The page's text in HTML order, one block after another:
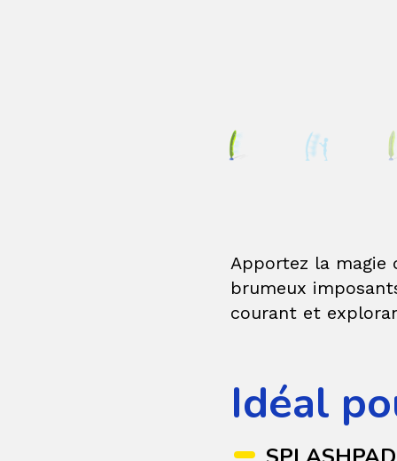
Apportez la magie
brumeux
courant et
Idéal